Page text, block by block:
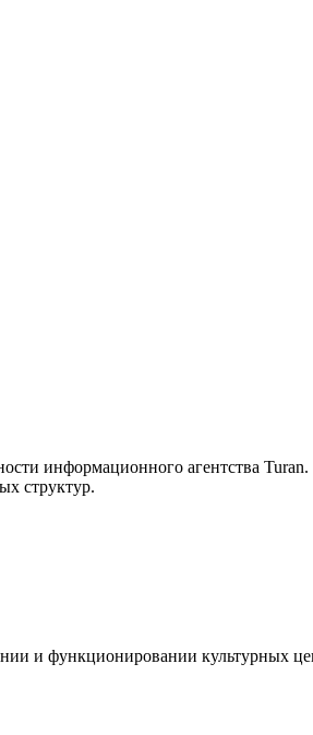
информационного агентства
структур.
и функционировании культурных